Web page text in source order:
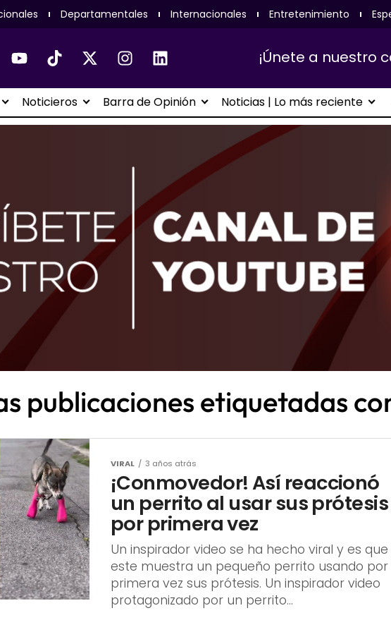
Departamentales Internacionales Entretenimiento
¡Únete a nuestro
Noticieros Barra de Opinión Noticias | Lo más reciente
publicaciones etiquetadas
VIRAL 3 años atrás
¡Conmovedor! Así reaccionó
un perrito al usar sus prótesis
por primera vez
Un inspirador video se ha hecho viral y es que
este muestra un pequeño perrito usando por
primera vez sus prótesis. Un inspirador video
protagonizado por un perrito...